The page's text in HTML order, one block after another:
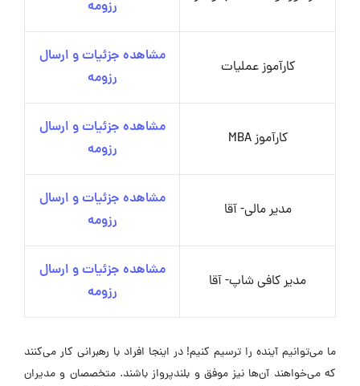
رزومه
کارآموز عملیات
مشاهده جزئیات و ارسال
رزومه
کارآموز MBA
مشاهده جزئیات و ارسال
رزومه
مدیر مالی- آقا
مشاهده جزئیات و ارسال
رزومه
مدیر کافی شاپ- آقا
مشاهده جزئیات و ارسال
رزومه
ما می‌توانیم آینده را ترسیم کنیم! در اینجا افراد با رهبرانی کار می‌کنند
که می‌خواهند آن‌ها نیز موفق و بلندپرواز باشند. متخصصان و مدیران